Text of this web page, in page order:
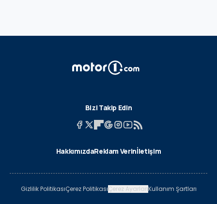
Bizi Takip Edin
HakkımızdaReklam Verinİletişim
Gizlilik PolitikasıÇerez PolitikasıÇerez AyarlarıKullanım Şartları